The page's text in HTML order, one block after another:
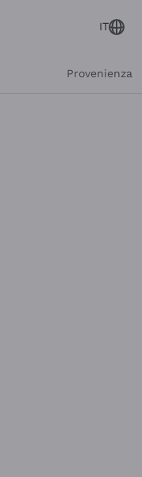
IT
Provenienza